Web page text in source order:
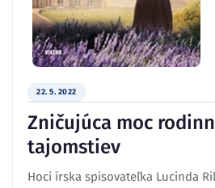
22. 5. 2022
Zničujúca moc
tajomstiev
Hoci írska spisovateľka Lucinda